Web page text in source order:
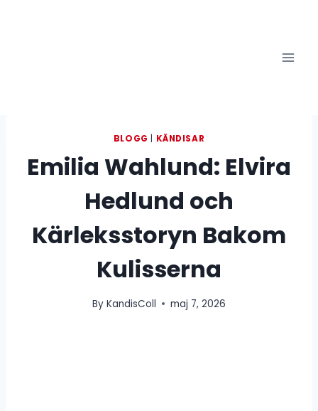
BLOGG KÄNDISAR
Emilia Wahlund: Elvira
Hedlund och
Kärleksstoryn Bakom
Kulisserna
By KandisColl maj 7, 2026